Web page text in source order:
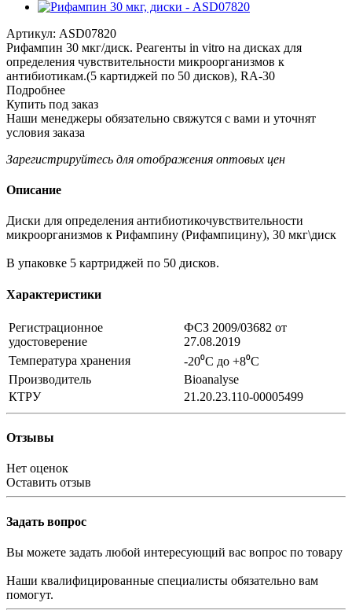
Артикул: ASD07820
Рифампин 30 мкг/диск. Реагенты in vitro на дисках для
определения чувствительности микроорганизмов к
антибиотикам.(5 картиджей по 50 дисков), RA-30
Подробнее
Купить под заказ
Наши менеджеры обязательно свяжутся с вами и уточнят
условия заказа
Зарегистрируйтесь для отображения оптовых цен
Описание
Диски для определения антибиотикочувствительности
микроорганизмов к Рифампину (Рифампицину), 30 мкг\диск
В упаковке 5 картриджей по 50 дисков.
Характеристики
Регистрационное
удостоверение
ФСЗ 2009/03682 от
27.08.2019
Температура хранения
-20⁰С до +8⁰С
Производитель
Bioanalyse
КТРУ
21.20.23.110-00005499
Отзывы
Нет оценок
Оставить отзыв
Задать вопрос
Вы можете задать любой интересующий вас вопрос по товару
Наши квалифицированные специалисты обязательно вам
помогут.